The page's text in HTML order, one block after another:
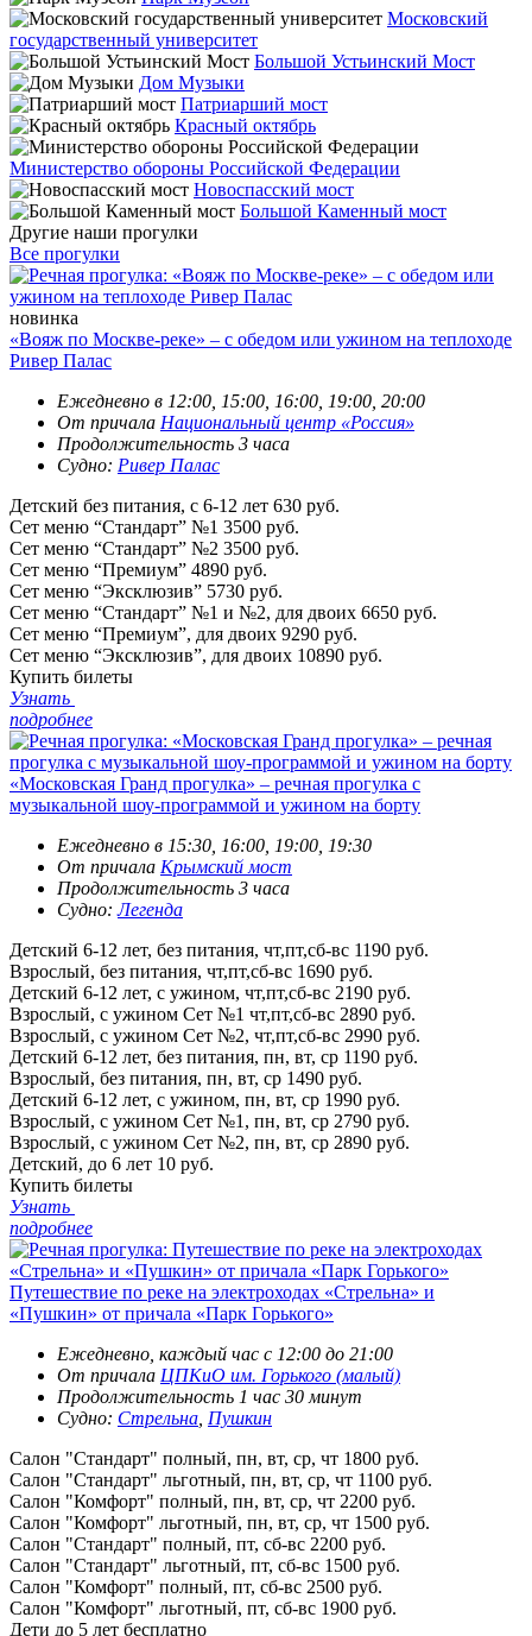
Московский
государственный университет
Большой Устьинский Мост
Дом Музыки
Патриарший мост
Красный октябрь
Министерство обороны Российской Федерации
Новоспасский мост
Большой Каменный мост
Другие наши прогулки
Все прогулки
новинка
«Вояж по Москве-реке» – с обедом или ужином на теплоходе
Ривер Палас
Ежедневно в 12:00, 15:00, 16:00, 19:00, 20:00
От причала Национальный центр «Россия»
Продолжительность 3 часа
Судно: Ривер Палас
Детский без питания, с 6-12 лет 630 руб.
Сет меню “Стандарт” №1 3500 руб.
Сет меню “Стандарт” №2 3500 руб.
Сет меню “Премиум” 4890 руб.
Сет меню “Эксклюзив” 5730 руб.
Сет меню “Стандарт” №1 и №2, для двоих 6650 руб.
Сет меню “Премиум”, для двоих 9290 руб.
Сет меню “Эксклюзив”, для двоих 10890 руб.
Купить билеты
Узнать
подробнее
«Московская Гранд прогулка» – речная прогулка с
музыкальной шоу-программой и ужином на борту
Ежедневно в 15:30, 16:00, 19:00, 19:30
От причала Крымский мост
Продолжительность 3 часа
Судно:Легенда
Детский 6-12 лет, без питания, чт,пт,сб-вс 1190 руб.
Взрослый, без питания, чт,пт,сб-вс 1690 руб.
Детский 6-12 лет, с ужином, чт,пт,сб-вс 2190 руб.
Взрослый, с ужином Сет №1 чт,пт,сб-вс 2890 руб.
Взрослый, с ужином Сет №2, чт,пт,сб-вс 2990 руб.
Детский 6-12 лет, без питания, пн, вт, ср 1190 руб.
Взрослый, без питания, пн, вт, ср 1490 руб.
Детский 6-12 лет, с ужином, пн, вт, ср 1990 руб.
Взрослый, с ужином Сет №1, пн, вт, ср 2790 руб.
Взрослый, с ужином Сет №2, пн, вт, ср 2890 руб.
Детский, до 6 лет 10 руб.
Купить билеты
Узнать
подробнее
Путешествие по реке на электроходах «Стрельна» и
«Пушкин» от причала «Парк Горького»
Ежедневно, каждый час с 12:00 до 21:00
От причала ЦПКиО им. Горького (малый)
Продолжительность 1 час 30 минут
Судно: Стрельна Пушкин
Салон "Стандарт" полный, пн, вт, ср, чт 1800 руб.
Салон "Стандарт" льготный, пн, вт, ср, чт 1100 руб.
Салон "Комфорт" полный, пн, вт, ср, чт 2200 руб.
Салон "Комфорт" льготный, пн, вт, ср, чт 1500 руб.
Салон "Стандарт" полный, пт, сб-вс 2200 руб.
Салон "Стандарт" льготный, пт, сб-вс 1500 руб.
Салон "Комфорт" полный, пт, сб-вс 2500 руб.
Салон "Комфорт" льготный, пт, сб-вс 1900 руб.
Дети до 5 лет бесплатно